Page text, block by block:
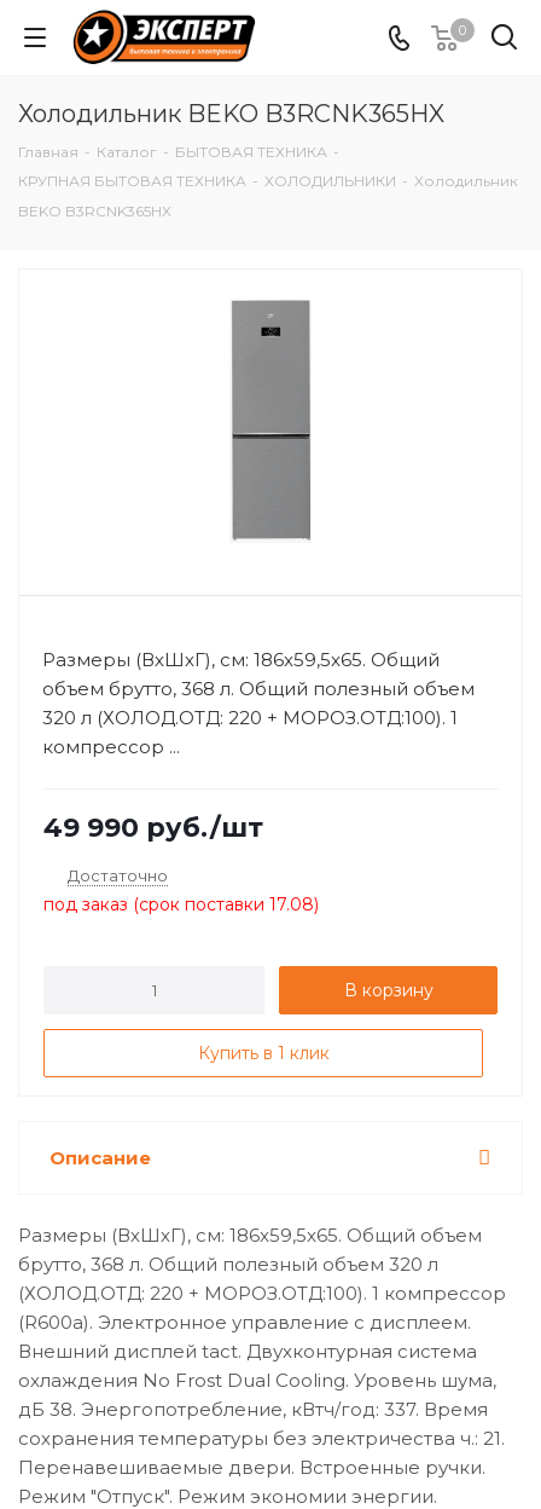
0
Холодильник BEKO B3RCNK365HX
Главная - Каталог - БЫТОВАЯ ТЕХНИКА -
КРУПНАЯ БЫТОВАЯ ТЕХНИКА - ХОЛОДИЛЬНИКИ - Холодильник
BEKO B3RCNK365HX
Размеры (ВхШхГ), см: 186x59,5x65. Общий
объем брутто, 368 л. Общий полезный объем
320 л (ХОЛОД.ОТД: 220 + МОРОЗ.ОТД:100). 1
компрессор ...
49 990 руб./шт
Достаточно
под заказ (срок поставки 17.08)
В корзину
Купить в 1 клик
Описание
Размеры (ВхШхГ), см: 186x59,5x65. Общий объем
брутто, 368 л. Общий полезный объем 320 л
(ХОЛОД.ОТД: 220 + МОРОЗ.ОТД:100). 1 компрессор
(R600a). Электронное управление с дисплеем.
Внешний дисплей tact. Двухконтурная система
охлаждения No Frost Dual Cooling. Уровень шума,
дБ 38. Энергопотребление, кВтч/год: 337. Время
сохранения температуры без электричества ч.: 21.
Перенавешиваемые двери. Встроенные ручки.
Режим "Отпуск". Режим экономии энергии.